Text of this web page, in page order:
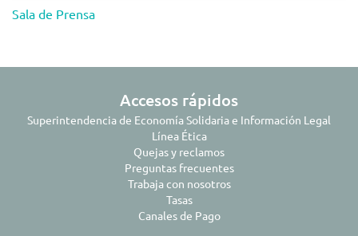
Sala de Prensa
Accesos rápidos
Superintendencia de Economía Solidaria e Información Legal
Línea Ética
Quejas y reclamos
Preguntas frecuentes
Trabaja con nosotros
Tasas
Canales de Pago